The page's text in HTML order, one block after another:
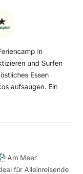
in
und Surfen
Essen
aufsaugen. Ein
Am Meer
für Alleinreisende